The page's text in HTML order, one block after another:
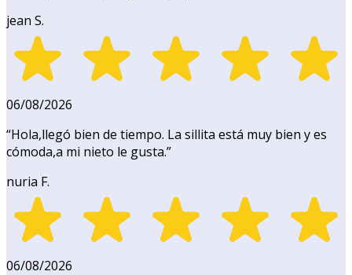
jean S.
06/08/2026
“Hola,llegó bien de tiempo. La sillita está muy bien y es
cómoda,a mi nieto le gusta.”
nuria F.
06/08/2026